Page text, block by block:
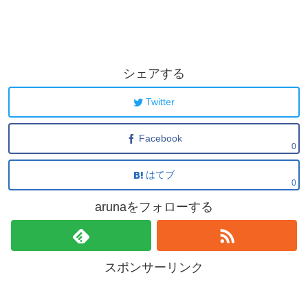
シェアする
Twitter
Facebook
0
はてブ
0
arunaをフォローする
スポンサーリンク